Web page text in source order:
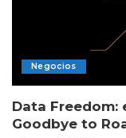
Negocios
Data Freedom:
Goodbye to